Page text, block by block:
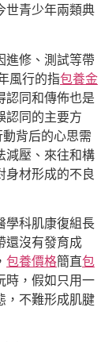
世青少年兩類典
進修、測試等帶
風行的指包養金
認同和傳佈也是
認同的主要方
背后的心思需
減壓、來往和構
身材形成的不良
學科肌康復組長
還沒有發育成
包養價格簡直包
時，假如只用一
，不難形成肌腱